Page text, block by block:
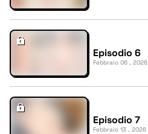
Episodio 6
Febbraio 06 , 2026
Episodio 7
Febbraio 13 , 2026